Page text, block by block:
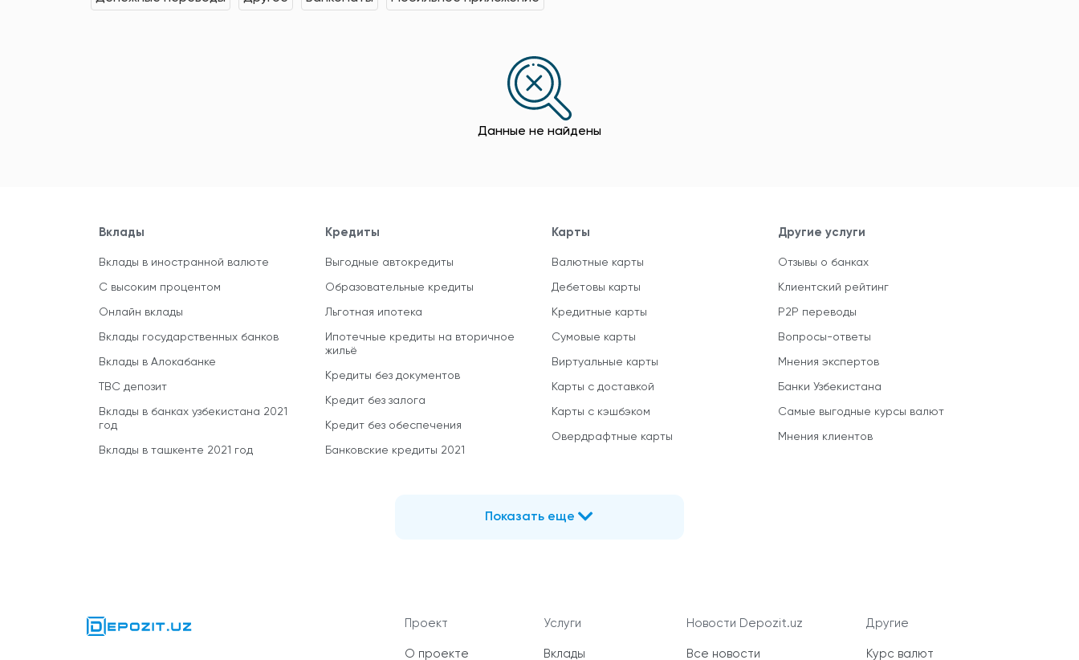
Данные не найдены
Вклады
Вклады в иностранной валюте
С высоким процентом
Онлайн вклады
Вклады государственных банков
Вклады в Алокабанке
TBC депозит
Вклады в банках узбекистана 2021
год
Вклады в ташкенте 2021 год
Кредиты
Выгодные автокредиты
Образовательные кредиты
Льготная ипотека
Ипотечные кредиты на вторичное
жильё
Кредиты без документов
Кредит без залога
Кредит без обеспечения
Банковские кредиты 2021
Карты
Валютные карты
Дебетовы карты
Кредитные карты
Сумовые карты
Виртуальные карты
Карты с доставкой
Карты с кэшбэком
Овердрафтные карты
Другие услуги
Отзывы о банках
Клиентский рейтинг
P2P переводы
Вопросы-ответы
Мнения экспертов
Банки Узбекистана
Самые выгодные курсы валют
Мнения клиентов
Показать еще
Проект
О проекте
Услуги
Вклады
Новости Depozit.uz
Все новости
Другие
Курс валют